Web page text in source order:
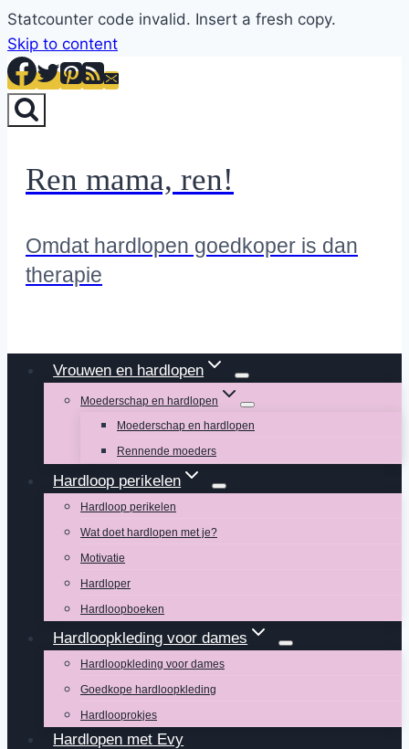
Statcounter code invalid. Insert a fresh copy.
Skip to content
Ren mama, ren!
Omdat hardlopen goedkoper is dan
therapie
Vrouwen en hardlopen
Moederschap en hardlopen
Moederschap en hardlopen
Rennende moeders
Hardloop perikelen
Hardloop perikelen
Wat doet hardlopen met je?
Motivatie
Hardloper
Hardloopboeken
Hardloopkleding voor dames
Hardloopkleding voor dames
Goedkope hardloopkleding
Hardlooprokjes
Hardlopen met Evy